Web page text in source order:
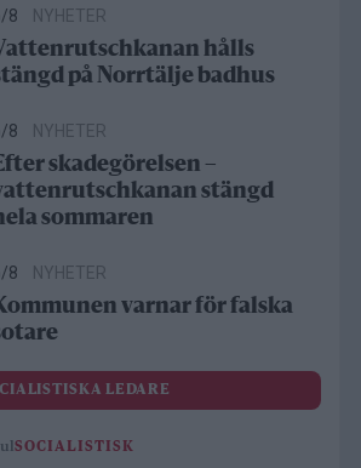
8 NYHETER
hålls
på Norrtälje badhus
8 NYHETER
skadegörelsen –
stängd
sommaren
8 NYHETER
varnar för falska
LEDARE
SOCIALISTISK